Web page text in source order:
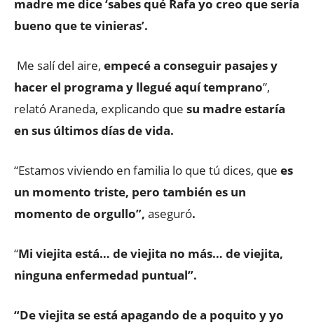
madre me dice ‘sabes qué Rafa yo creo que sería
bueno que te vinieras’.
Me salí del aire, empecé a conseguir pasajes y
hacer el programa y llegué aquí temprano”,
relató Araneda, explicando que su madre estaría
en sus últimos días de vida.
“Estamos viviendo en familia lo que tú dices, que es
un momento triste, pero también es un
momento de orgullo”, aseguró.
“Mi viejita está… de viejita no más… de viejita,
ninguna enfermedad puntual”.
“De viejita se está apagando de a poquito y yo